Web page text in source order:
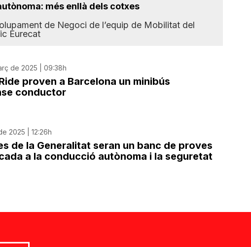
més enllà dels cotxes
de Negoci de l’equip de Mobilitat del
Eurecat
de 2025 | 09:38h
proven a Barcelona un minibús
conductor
2025 | 12:26h
de la Generalitat seran un banc de proves
a la conducció autònoma i la seguretat